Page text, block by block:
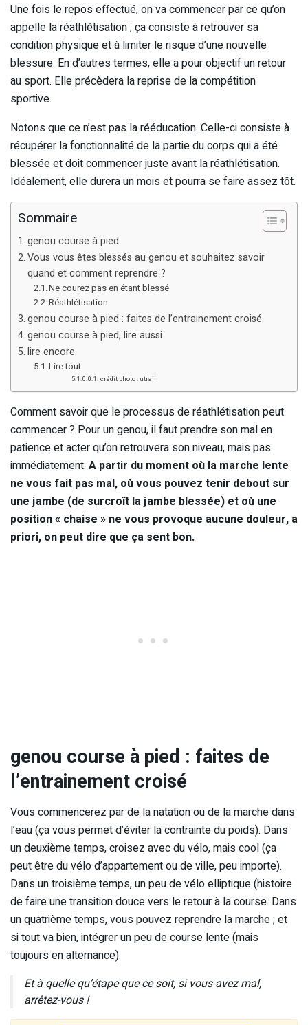
Une fois le repos effectué, on va commencer par ce qu’on
appelle la réathlétisation ; ça consiste à retrouver sa
condition physique et à limiter le risque d’une nouvelle
blessure. En d’autres termes, elle a pour objectif un retour
au sport. Elle précèdera la reprise de la compétition
sportive.
Notons que ce n’est pas la rééducation. Celle-ci consiste à
récupérer la fonctionnalité de la partie du corps qui a été
blessée et doit commencer juste avant la réathlétisation.
Idéalement, elle durera un mois et pourra se faire assez tôt.
Sommaire
genou course à pied
Vous vous êtes blessés au genou et souhaitez savoir
quand et comment reprendre ?
Ne courez pas en étant blessé
Réathlétisation
genou course à pied : faites de l’entrainement croisé
genou course à pied, lire aussi
lire encore
Lire tout
crédit photo : utrail
Comment savoir que le processus de réathlétisation peut
commencer ? Pour un genou, il faut prendre son mal en
patience et acter qu’on retrouvera son niveau, mais pas
immédiatement. A partir du moment où la marche lente
ne vous fait pas mal, où vous pouvez tenir debout sur
une jambe (de surcroît la jambe blessée) et où une
position « chaise » ne vous provoque aucune douleur, a
priori, on peut dire que ça sent bon.
genou course à pied : faites de
l’entrainement croisé
Vous commencerez par de la natation ou de la marche dans
l’eau (ça vous permet d’éviter la contrainte du poids). Dans
un deuxième temps, croisez avec du vélo, mais cool (ça
peut être du vélo d’appartement ou de ville, peu importe).
Dans un troisième temps, un peu de vélo elliptique (histoire
de faire une transition douce vers le retour à la course. Dans
un quatrième temps, vous pouvez reprendre la marche ; et
si tout va bien, intégrer un peu de course lente (mais
toujours en alternance).
Et à quelle qu’étape que ce soit, si vous avez mal,
arrêtez-vous !